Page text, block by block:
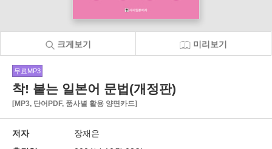
크게보기 미리보기
무료MP3
착! 붙는 일본어 문법(개정판)
[MP3, 단어PDF, 품사별 활용 양면카드]
저자
장재은